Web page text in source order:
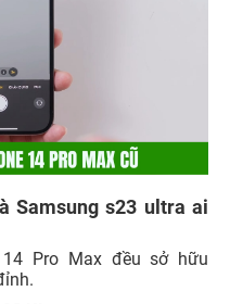
Samsung s23 ultra ai
14 Pro Max đều sở hữu